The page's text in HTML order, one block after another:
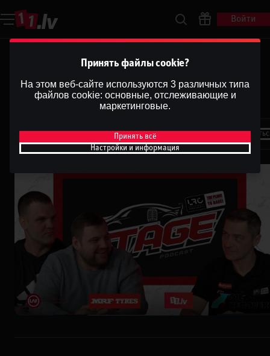
Войти
STAGE | Latvijas rallija
čempionāts | Rallijs Alūksne un
Rallijs Sarma aizvadīti
Обновлено 13 мая 2026 г.
Принять файлы cookie?
На этом веб-сайте используются 3 различных типа
файлов cookie: основные, отслеживающие и
маркетинговые.
Принять всё
Настройки и информация